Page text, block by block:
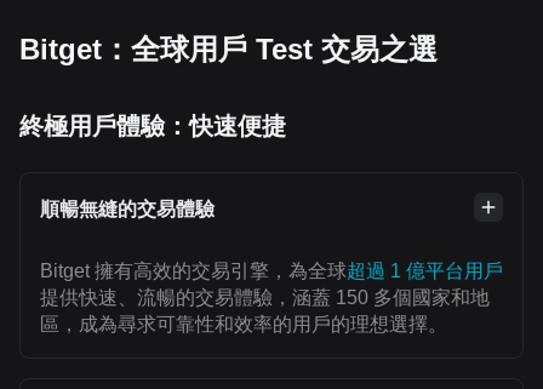
Bitget：全球用戶 Test 交易之選
終極用戶體驗：快速便捷
順暢無縫的交易體驗
Bitget 擁有高效的交易引擎，為全球超過 1 億平台用戶
提供快速、流暢的交易體驗，涵蓋 150 多個國家和地
區，成為尋求可靠性和效率的用戶的理想選擇。